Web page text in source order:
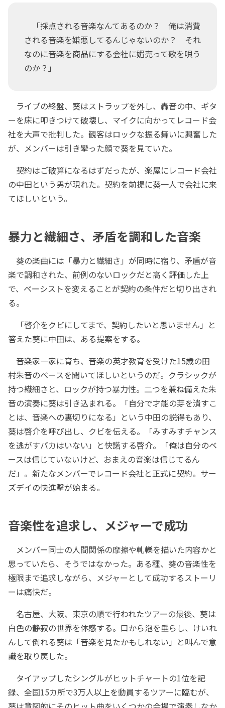
「採点される音楽なんてあるのか？ 俺は消費
される音楽を嫌悪してるんじゃないのか？ それ
なのに音楽を商品にする会社に媚売って歌を唄う
のか？」
ライブの終盤、葵はストラップを外し、轟音の中、ギタ
ーを床に叩きつけて破壊し、マイクに向かってレコード会
社を大声で批判した。観客はロックな振る舞いに興奮した
が、メンバーは引き攣った顔で葵を見ていた。
契約はご破算になるはずだったが、楽屋にレコード会社
の中田という男が現れた。契約を前提に葵一人で会社に来
てほしいという。
暴力と繊細さ、矛盾を調和した音楽
葵の楽曲には「暴力と繊細さ」が同時に宿り、矛盾が音
楽で調和された、前例のないロックだと高く評価した上
で、ベーシストを変えることが契約の条件だと切り出され
る。
「啓介をクビにしてまで、契約したいと思いません」と
答えた葵に中田は、ある提案をする。
音楽家一家に育ち、音楽の英才教育を受けた15歳の田
村朱音のベースを聞いてほしいというのだ。クラシックが
持つ繊細さと、ロックが持つ暴力性。二つを兼ね備えた朱
音の演奏に葵は引き込まれる。「自分で才能の芽を潰すこ
とは、音楽への裏切りになる」という中田の説得もあり、
葵は啓介を呼び出し、クビを伝える。「みすみすチャンス
を逃がすバカはいない」と快諾する啓介。「俺は自分のベ
ースは信じていないけど、おまえの音楽は信じてるん
だ」。新たなメンバーでレコード会社と正式に契約。サー
ズデイの快進撃が始まる。
音楽性を追求し、メジャーで成功
メンバー同士の人間関係の摩擦や軋轢を描いた内容かと
思っていたら、そうではなかった。ある種、葵の音楽性を
極限まで追求しながら、メジャーとして成功するストーリ
ーは痛快だ。
名古屋、大阪、東京の順で行われたツアーの最後、葵は
白色の静寂の世界を体感する。口から泡を垂らし、けいれ
んして倒れる葵は「音楽を見たかもしれない」と叫んで意
識を取り戻した。
タイアップしたシングルがヒットチャートの1位を記
録、全国15カ所で3万人以上を動員するツアーに臨むが、